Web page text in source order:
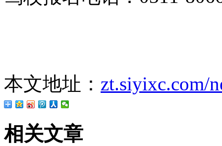
本文地址： zt.siyixc.com/
相关文章